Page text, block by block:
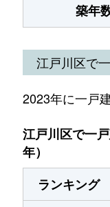
築年
江戸川区で
2023年に一戸
江戸川区で一
年）
ランキング